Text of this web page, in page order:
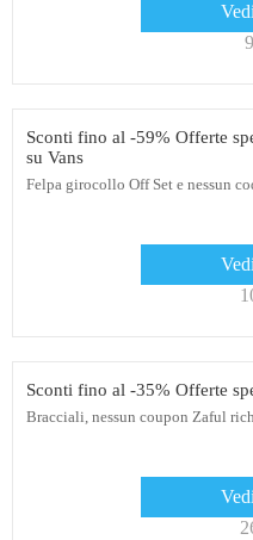
Sconti fino al -59% Offerte
su Vans
Felpa girocollo Off Set e nessun
Sconti fino al -35% Offerte
Bracciali, nessun coupon Zaful